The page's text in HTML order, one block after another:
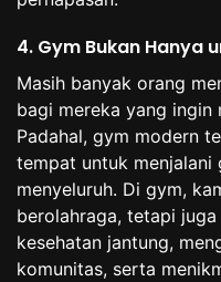
4. Gym Bukan Hanya
Masih banyak orang
bagi mereka yang ingin
Padahal, gym modern
tempat untuk menjalani
menyeluruh. Di gym,
berolahraga, tetapi
kesehatan jantung,
komunitas, serta